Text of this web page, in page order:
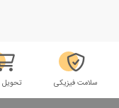
سلامت فیزیکی تحویل